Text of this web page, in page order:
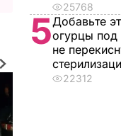
25768
5Добавьте
огурцы
не
22312